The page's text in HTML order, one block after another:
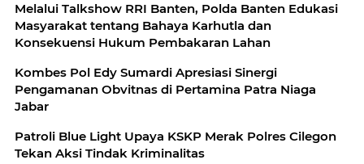
Melalui Talkshow RRI Banten, Polda Banten Edukasi
Masyarakat tentang Bahaya Karhutla dan
Konsekuensi Hukum Pembakaran Lahan
Kombes Pol Edy Sumardi Apresiasi Sinergi
Pengamanan Obvitnas di Pertamina Patra Niaga
Jabar
Patroli Blue Light Upaya KSKP Merak Polres Cilegon
Tekan Aksi Tindak Kriminalitas